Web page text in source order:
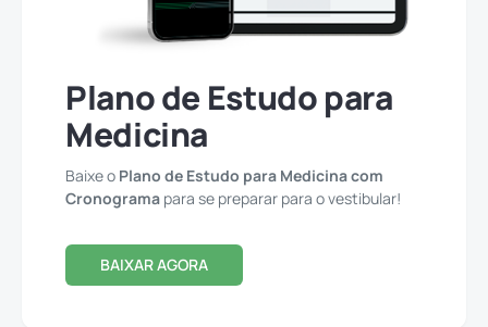
Plano de Estudo para
Medicina
Baixe o Plano de Estudo para Medicina com
Cronograma para se preparar para o vestibular!
BAIXAR AGORA